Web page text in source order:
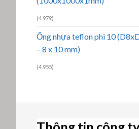
(4.979)
Ống nhựa teflon phi 10
– 8 x 10 mm)
(4.955)